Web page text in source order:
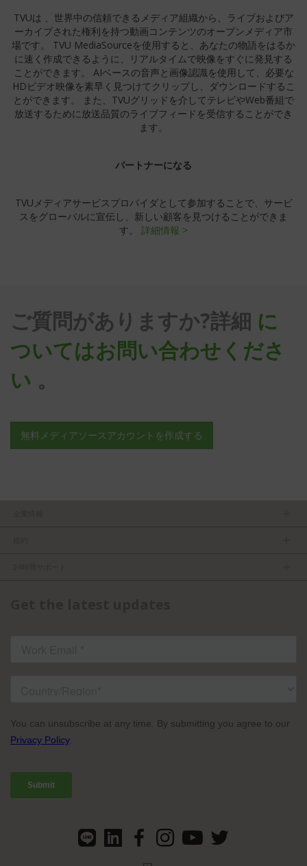
TVUは 、世界中の信頼できるメディア組織から、ライブおよびア
ーカイブされた権利を持つ動画コンテンツのオープンメディア市
場です。 TVU MediaSourceを使用すると、あなたの物語をはるか
に速く作成できるように、リアルタイムで映像をすぐに発見する
ことができます。 AIベースの音声と画像認識を使用して、必要な
HDビデオ映像を素早く見つけてクリップし、ダウンロードするこ
とができます。 また、TVUグリッドを介してテレビやWeb番組で
放送するために放送品質のライブフィードを受信することができ
ます。
パートナーになる
TVUメディアサービスプロバイダとして参加することで、サービ
スをグローバルに宣伝し、新しい顧客を見つけることができま
す。 詳細情報 >
ご質問がありますか?詳細 に
ついてはお問い合わせくださ
い 。
無料メディアソースアカウントを作成する